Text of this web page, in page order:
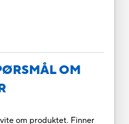
OM
om produktet. Finner